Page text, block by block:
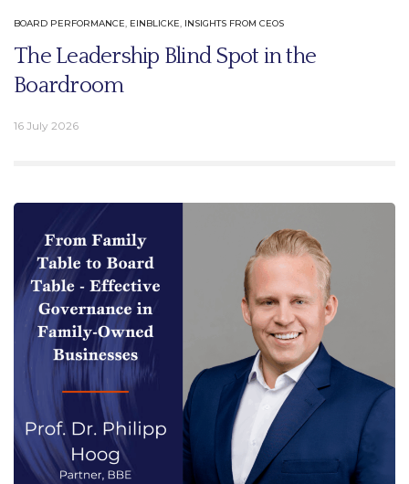
BOARD PERFORMANCE, EINBLICKE, INSIGHTS FROM CEOS
The Leadership Blind Spot in the
Boardroom
16 July 2026